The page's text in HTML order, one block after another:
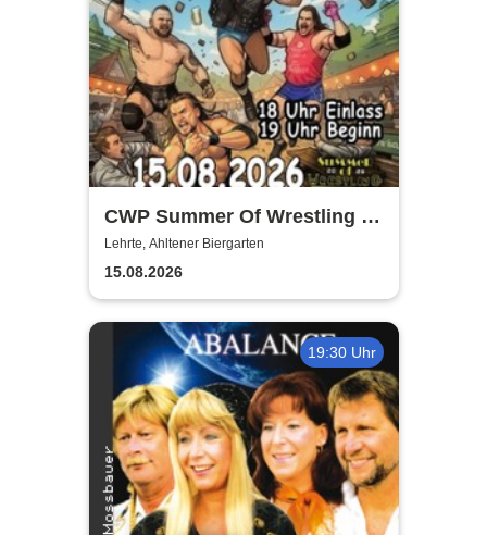
CWP Summer Of Wrestling -
Open Air
Lehrte, Ahltener Biergarten
15.08.2026
19:30 Uhr